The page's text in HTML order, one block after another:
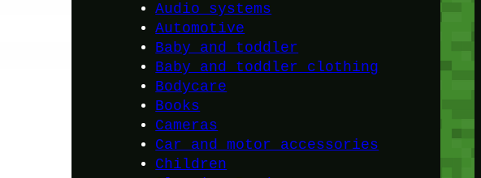
Audio systems
Automotive
Baby and toddler
Baby and toddler clothing
Bodycare
Books
Cameras
Car and motor accessories
Children